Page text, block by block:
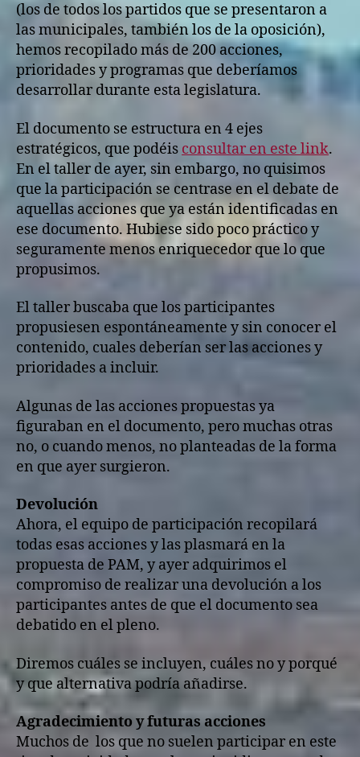
(los de todos los partidos que se presentaron a
las municipales, también los de la oposición),
hemos recopilado más de 200 acciones,
prioridades y programas que deberíamos
desarrollar durante esta legislatura.
El documento se estructura en 4 ejes
estratégicos, que podéis consultar en este link.
En el taller de ayer, sin embargo, no quisimos
que la participación se centrase en el debate de
aquellas acciones que ya están identificadas en
ese documento. Hubiese sido poco práctico y
seguramente menos enriquecedor que lo que
propusimos.
El taller buscaba que los participantes
propusiesen espontáneamente y sin conocer el
contenido, cuales deberían ser las acciones y
prioridades a incluir.
Algunas de las acciones propuestas ya
figuraban en el documento, pero muchas otras
no, o cuando menos, no planteadas de la forma
en que ayer surgieron.
Devolución
Ahora, el equipo de participación recopilará
todas esas acciones y las plasmará en la
propuesta de PAM, y ayer adquirimos el
compromiso de realizar una devolución a los
participantes antes de que el documento sea
debatido en el pleno.
Diremos cuáles se incluyen, cuáles no y porqué
y que alternativa podría añadirse.
Agradecimiento y futuras acciones
Muchos de los que no suelen participar en este